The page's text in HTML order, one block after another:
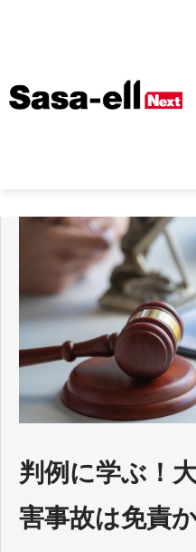
企
セ
調査
判例に学ぶ！
害事故は免責